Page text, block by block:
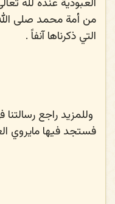
من أمة محمد صلى
التي ذكرناها آنفاً .
وللمزيد راجع
فستجد فيها مايروي